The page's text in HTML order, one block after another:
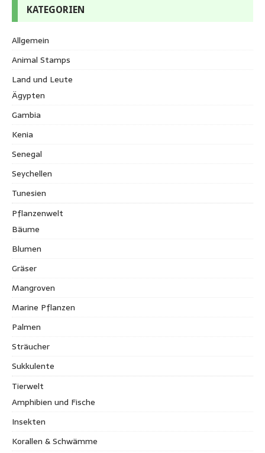
KATEGORIEN
Allgemein
Animal Stamps
Land und Leute
Ägypten
Gambia
Kenia
Senegal
Seychellen
Tunesien
Pflanzenwelt
Bäume
Blumen
Gräser
Mangroven
Marine Pflanzen
Palmen
Sträucher
Sukkulente
Tierwelt
Amphibien und Fische
Insekten
Korallen & Schwämme